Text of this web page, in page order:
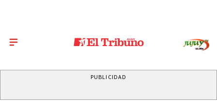
PUBLICIDAD